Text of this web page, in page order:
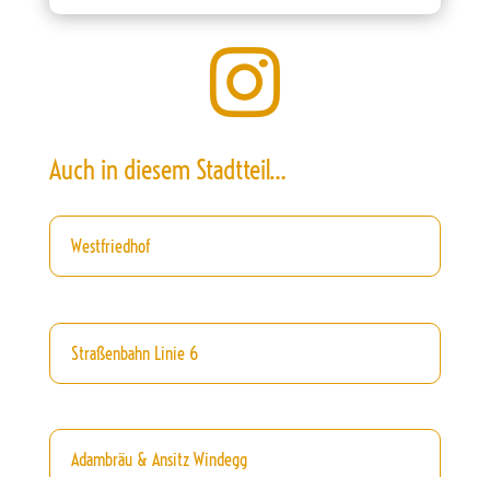

Auch in diesem Stadtteil…
Westfriedhof
Straßenbahn Linie 6
Adambräu & Ansitz Windegg